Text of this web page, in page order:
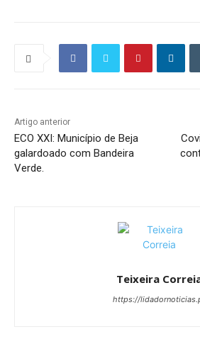
Artigo anterior
ECO XXI: Município de Beja
galardoado com Bandeira
Verde.
Teixeira
https://